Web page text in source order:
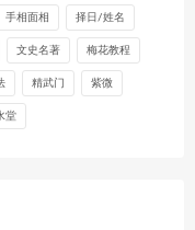
手相面相 择日/姓名
文史名著 梅花教程
精武门 紫微
堂